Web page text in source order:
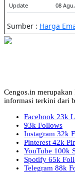
Cengos.in
informasi terkini dari
Facebook 23k
93k Follows
Instagram 32k
Pinterest 42k
YouTube 100k
Spotify 65k
Telegram 88k